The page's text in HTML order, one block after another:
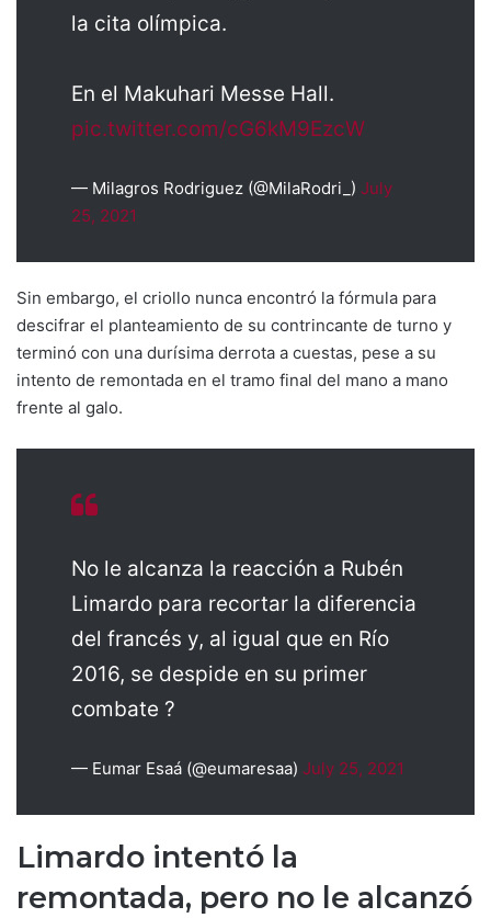
la cita olímpica.
En el Makuhari Messe Hall.
pic.twitter.com/cG6kM9EzcW
— Milagros Rodriguez (@MilaRodri_) July
25, 2021
Sin embargo, el criollo nunca encontró la fórmula para
descifrar el planteamiento de su contrincante de turno y
terminó con una durísima derrota a cuestas, pese a su
intento de remontada en el tramo final del mano a mano
frente al galo.
No le alcanza la reacción a Rubén
Limardo para recortar la diferencia
del francés y, al igual que en Río
2016, se despide en su primer
combate ?
— Eumar Esaá (@eumaresaa) July 25, 2021
Limardo intentó la
remontada, pero no le alcanzó